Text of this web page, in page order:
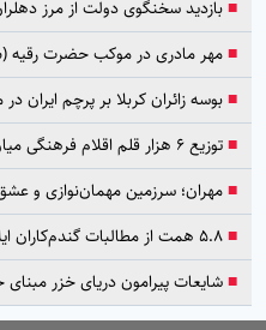
■بازدید سخنگوی دولت از مرز
■مهر مادری در موکب حضرت رقیه
■بوسه زائران کربلا بر پرچم ایران در
■توزیع ۶ هزار قلم اقلام فرهنگی میان زائران در مهران
■مهران؛ سرزمین مهمان‌نوازی و
■۵.۸ همت از مطالبات گندم‌کاران ایلام پرداخت شد
■شایعات پیرامون دریای خزر مبنای